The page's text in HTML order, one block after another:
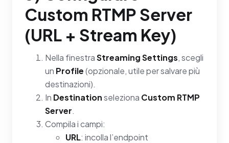
Custom RTMP Server
(URL + Stream Key)
Nella finestraStreaming Settings, scegli
un Profile(opzionale, utile per salvare più
destinazioni).
In Destinationseleziona Custom RTMP
Server.
Compila i campi:
URL: incolla l’endpoint